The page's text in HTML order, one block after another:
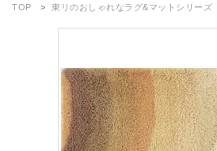
search
TOP
東リのおしゃれなラグ&マットシリーズ